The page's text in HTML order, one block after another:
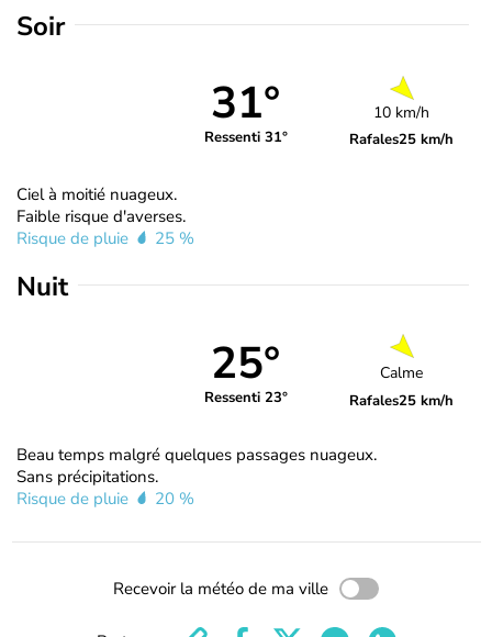
Soir
31°
Ressenti 31°
10 km/h
Rafales25 km/h
Ciel à moitié nuageux.
Faible risque d'averses.
Risque de pluie
25 %
Nuit
25°
Ressenti 23°
Calme
Rafales25 km/h
Beau temps malgré quelques passages nuageux.
Sans précipitations.
Risque de pluie
20 %
Recevoir la météo de ma ville